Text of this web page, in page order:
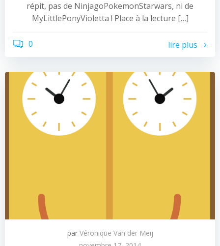
répit, pas de NinjagoPokemonStarwars, ni de
MyLittlePonyVioletta ! Place à la lecture […]
0 lire plus
par Véronique Van der Meij